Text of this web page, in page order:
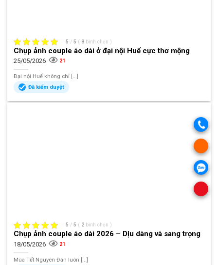
5 / 5 ( 8 bình chọn )
Chụp ảnh couple áo dài ở đại nội Huế cực thơ mộng
25/05/2026 21
Đại nội Huế không chỉ [...]
Đã kiểm duyệt
5 / 5 ( 2 bình chọn )
Chụp ảnh couple áo dài 2026 – Dịu dàng và sang trọng
18/05/2026 21
Mùa Tết Nguyên Đán luôn [...]